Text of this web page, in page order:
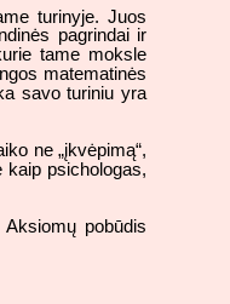
turinyje. Juos
pagrindai ir
tame moksle
matematinės
savo turiniu yra
ne „įkvėpimą“,
kaip psichologas,
pobūdis